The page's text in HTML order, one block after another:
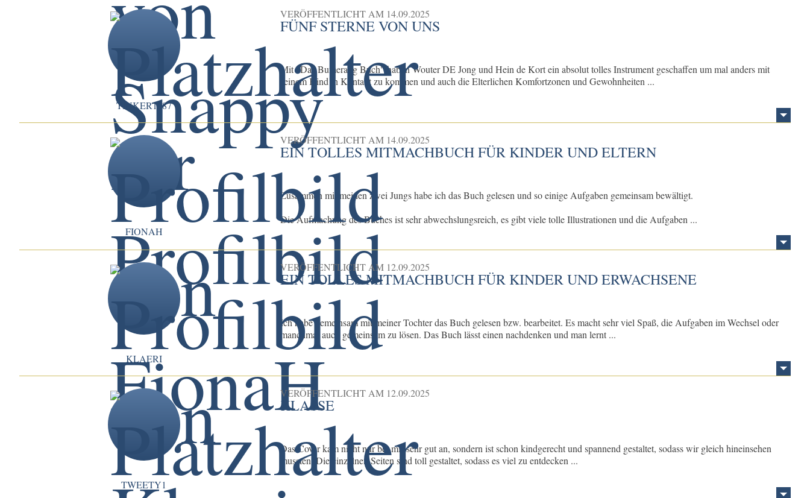
TINKER1987
VERÖFFENTLICHT AM 14.09.2025
FÜNF STERNE VON UNS
Mit "Das Bumerang Buch" haben Wouter DE Jong und Hein de Kort ein absolut tolles Instrument geschaffen um mal anders mit
seinem Kind in Kontakt zu kommen und auch die Elterlichen Komfortzonen und Gewohnheiten ...
FIONAH
VERÖFFENTLICHT AM 14.09.2025
EIN TOLLES MITMACHBUCH FÜR KINDER UND ELTERN
Zusammen mit meinen zwei Jungs habe ich das Buch gelesen und so einige Aufgaben gemeinsam bewältigt.
Die Aufmachung des Buches ist sehr abwechslungsreich, es gibt viele tolle Illustrationen und die Aufgaben ...
KLAERI
VERÖFFENTLICHT AM 12.09.2025
EIN TOLLES MITMACHBUCH FÜR KINDER UND ERWACHSENE
Ich habe gemeinsam mit meiner Tochter das Buch gelesen bzw. bearbeitet. Es macht sehr viel Spaß, die Aufgaben im Wechsel oder
manchmal auch gemeinsam zu lösen. Das Buch lässt einen nachdenken und man lernt ...
TWEETY1
VERÖFFENTLICHT AM 12.09.2025
KLASSE
Das Cover kam nicht nur bei mir sehr gut an, sondern ist schon kindgerecht und spannend gestaltet, sodass wir gleich hineinsehen
mussten. Die einzelnen Seiten sind toll gestaltet, sodass es viel zu entdecken ...